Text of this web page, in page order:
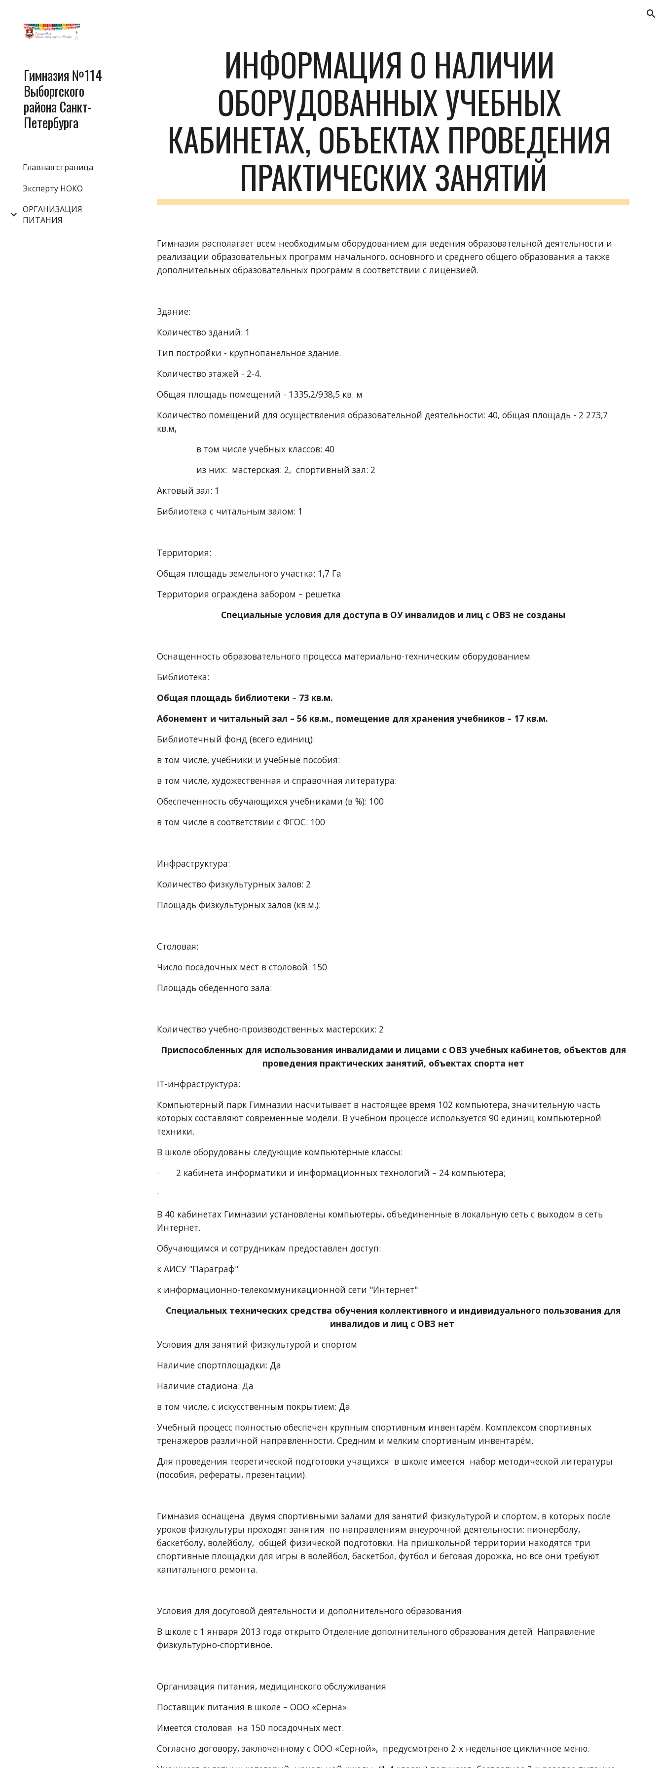
Гимназия №114
Выборгского
района Санкт-
Петербурга
Главная страница
Эксперту НОКО
ОРГАНИЗАЦИЯ
ПИТАНИЯ
ИНФОРМАЦИЯ О НАЛИЧИИ
ОБОРУДОВАННЫХ УЧЕБНЫХ
КАБИНЕТАХ, ОБЪЕКТАХ ПРОВЕДЕНИЯ
ПРАКТИЧЕСКИХ ЗАНЯТИЙ
Гимназия располагает всем необходимым оборудованием для ведения образовательной деятельности и
реализации образовательных программ начального, основного и среднего общего образования а также
дополнительных образовательных программ в соответствии с лицензией.
Здание:
Количество зданий: 1
Тип постройки - крупнопанельное здание.
Количество этажей - 2-4.
Общая площадь помещений - 1335,2/938,5 кв. м
Количество помещений для осуществления образовательной деятельности: 40, общая площадь - 2 273,7
кв.м,
                в том числе учебных классов: 40
                из них:  мастерская: 2,  спортивный зал: 2
Актовый зал: 1
Библиотека с читальным залом: 1
Территория:
Общая площадь земельного участка: 1,7 Га
Территория ограждена забором – решетка
Специальные условия для доступа в ОУ инвалидов и лиц с ОВЗ не созданы
Оснащенность образовательного процесса материально-техническим оборудованием
Библиотека:
Общая площадь библиотеки – 73 кв.м.
Абонемент и читальный зал – 56 кв.м., помещение для хранения учебников – 17 кв.м.
Библиотечный фонд (всего единиц):
в том числе, учебники и учебные пособия:
в том числе, художественная и справочная литература:
Обеспеченность обучающихся учебниками (в %): 100
в том числе в соответствии с ФГОС: 100
Инфраструктура:
Количество физкультурных залов: 2
Площадь физкультурных залов (кв.м.):
Столовая:
Число посадочных мест в столовой: 150
Площадь обеденного зала:
Количество учебно-производственных мастерских: 2
Приспособленных для использования инвалидами и лицами с ОВЗ учебных кабинетов, объектов для
проведения практических занятий, объектах спорта нет
IT-инфраструктура:
Компьютерный парк Гимназии насчитывает в настоящее время 102 компьютера, значительную часть
которых составляют современные модели. В учебном процессе используется 90 единиц компьютерной
техники.
В школе оборудованы следующие компьютерные классы:
·       2 кабинета информатики и информационных технологий – 24 компьютера;
·
В 40 кабинетах Гимназии установлены компьютеры, объединенные в локальную сеть с выходом в сеть
Интернет.
Обучающимся и сотрудникам предоставлен доступ:
к АИСУ "Параграф"
к информационно-телекоммуникационной сети "Интернет"
Специальных технических средства обучения коллективного и индивидуального пользования для
инвалидов и лиц с ОВЗ нет
Условия для занятий физкультурой и спортом
Наличие спортплощадки: Да
Наличие стадиона: Да
в том числе, с искусственным покрытием: Да
Учебный процесс полностью обеспечен крупным спортивным инвентарём. Комплексом спортивных
тренажеров различной направленности. Средним и мелким спортивным инвентарём.
Для проведения теоретической подготовки учащихся  в школе имеется  набор методической литературы
(пособия, рефераты, презентации).
Гимназия оснащена  двумя спортивными залами для занятий физкультурой и спортом, в которых после
уроков физкультуры проходят занятия  по направлениям внеурочной деятельности: пионерболу,
баскетболу, волейболу,  общей физической подготовки. На пришкольной территории находятся три
спортивные площадки для игры в волейбол, баскетбол, футбол и беговая дорожка, но все они требуют
капитального ремонта.
Условия для досуговой деятельности и дополнительного образования
В школе с 1 января 2013 года открыто Отделение дополнительного образования детей. Направление
физкультурно-спортивное.
Организация питания, медицинского обслуживания
Поставщик питания в школе – ООО «Серна».
Имеется столовая  на 150 посадочных мест.
Согласно договору, заключенному с ООО «Серной»,  предусмотрено 2-х недельное цикличное меню.